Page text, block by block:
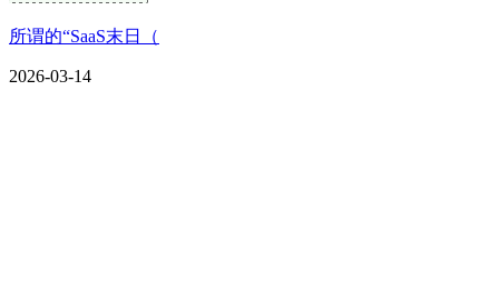
所谓的“SaaS末日（
2026-03-14